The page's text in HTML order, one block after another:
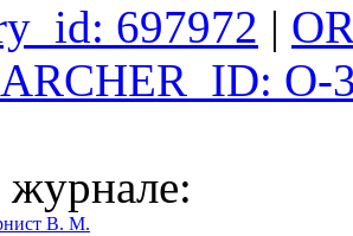
697972 |
O-
журнале:
В. М.